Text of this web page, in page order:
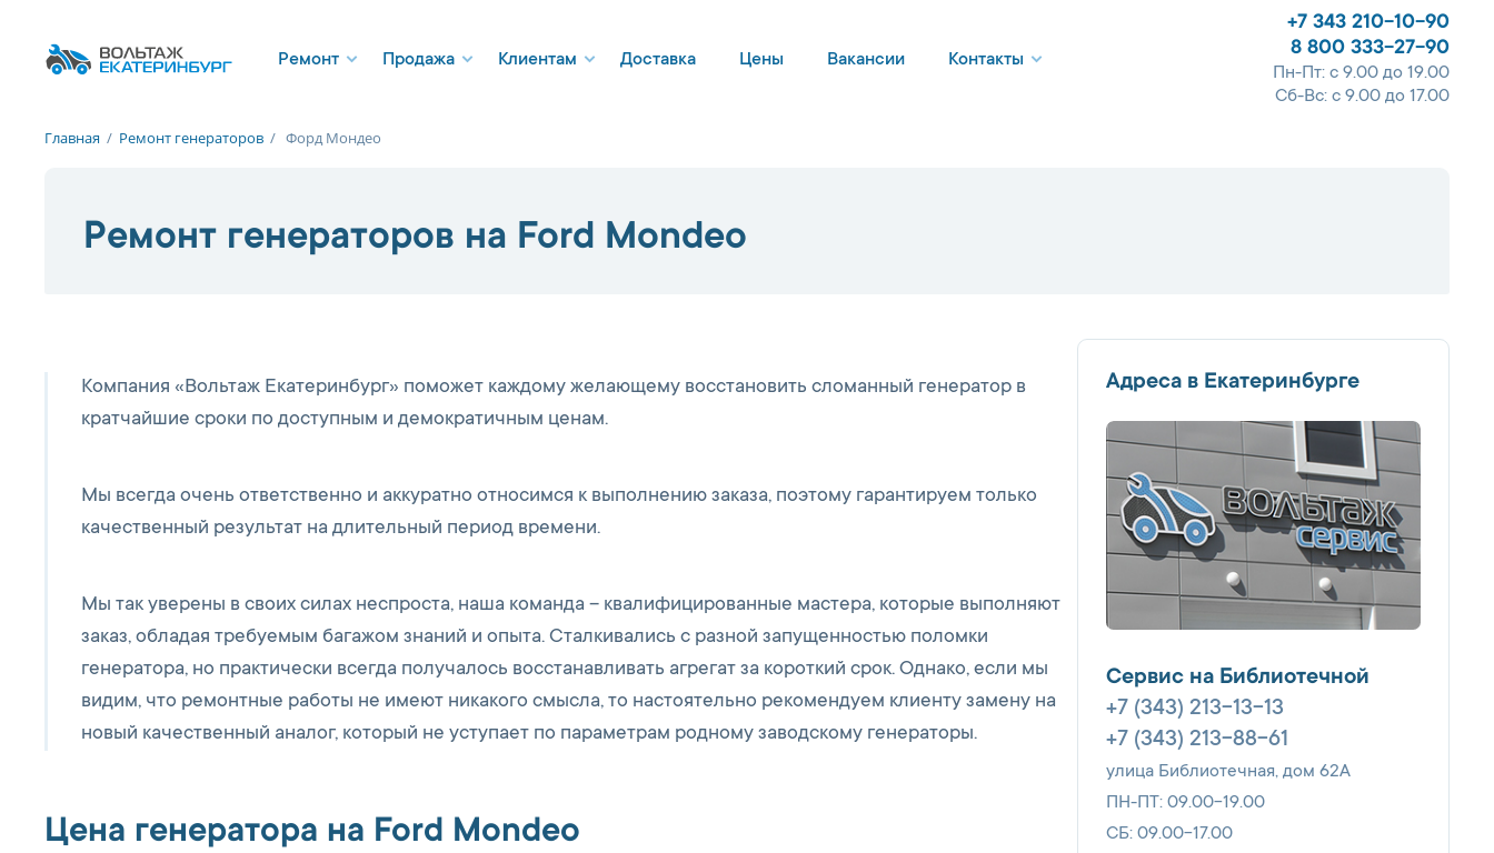
Ремонт Продажа Клиентам Доставка Цены Вакансии Контакты
+7 343 210-10-90
8 800 333-27-90
Пн-Пт: с 9.00 до 19.00
Сб-Вс: с 9.00 до 17.00
Главная / Ремонт генераторов / Форд Мондео
Ремонт генераторов на Ford Mondeo
Компания «Вольтаж Екатеринбург» поможет каждому желающему восстановить сломанный генератор в
кратчайшие сроки по доступным и демократичным ценам.
Мы всегда очень ответственно и аккуратно относимся к выполнению заказа, поэтому гарантируем только
качественный результат на длительный период времени.
Мы так уверены в своих силах неспроста, наша команда – квалифицированные мастера, которые выполняют
заказ, обладая требуемым багажом знаний и опыта. Сталкивались с разной запущенностью поломки
генератора, но практически всегда получалось восстанавливать агрегат за короткий срок. Однако, если мы
видим, что ремонтные работы не имеют никакого смысла, то настоятельно рекомендуем клиенту замену на
новый качественный аналог, который не уступает по параметрам родному заводскому генераторы.
Цена генератора на Ford Mondeo
Адреса в Екатеринбурге
Сервис на Библиотечной
+7 (343) 213-13-13
+7 (343) 213-88-61
улица Библиотечная, дом 62А
ПН-ПТ: 09.00-19.00
СБ: 09.00-17.00